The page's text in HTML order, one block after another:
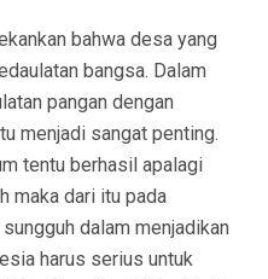
bahwa desa yang
bangsa. Dalam
pangan dengan
menjadi sangat penting.
tentu berhasil apalagi
maka dari itu pada
dalam menjadikan
harus serius untuk